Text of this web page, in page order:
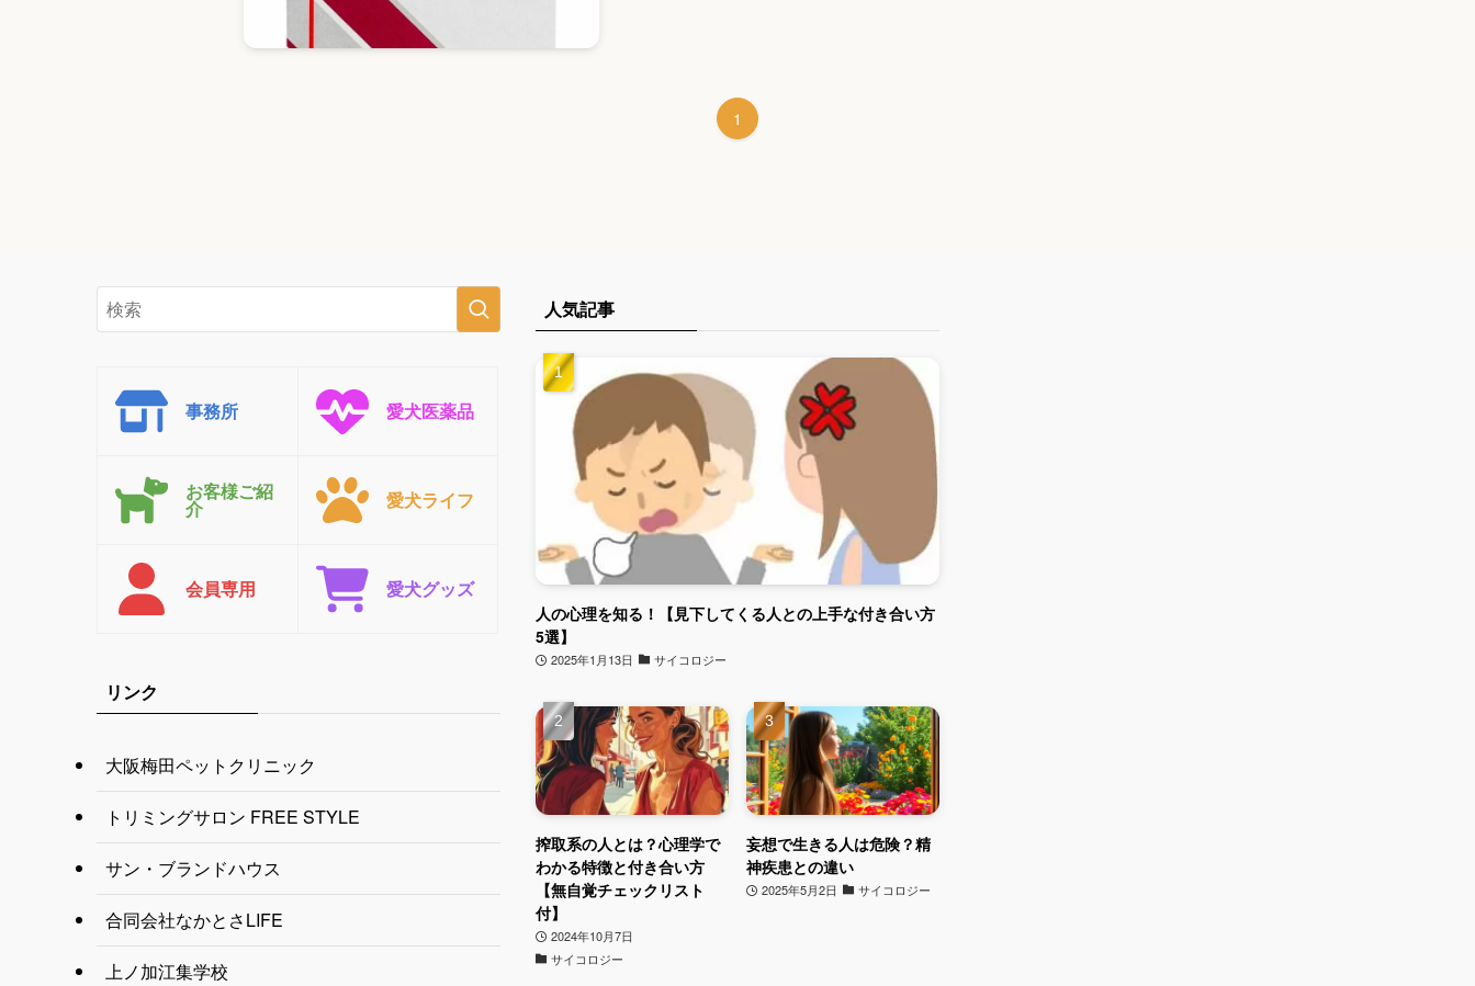
1
事務所 愛犬医薬品
お客様ご紹
介 愛犬ライフ
会員専用 愛犬グッズ
リンク
大阪梅田ペットクリニック
トリミングサロン FREE STYLE
サン・ブランドハウス
合同会社なかとさLIFE
上ノ加江集学校
人気記事
人の心理を知る！【見下してくる人との上手な付き合い方
5選】
2025年1月13日 サイコロジー
搾取系の人とは？心理学で
わかる特徴と付き合い方
【無自覚チェックリスト
付】
2024年10月7日
サイコロジー
妄想で生きる人は危険？精
神疾患との違い
2025年5月2日 サイコロジー